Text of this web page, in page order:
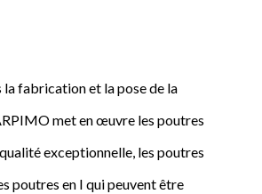
la fabrication et la pose de la
met en œuvre les poutres
exceptionnelle, les poutres
poutres en I qui peuvent être